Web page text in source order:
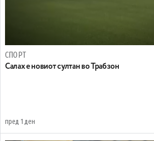
СПОРТ
Салах е новиот султан во Трабзон
пред 1 ден